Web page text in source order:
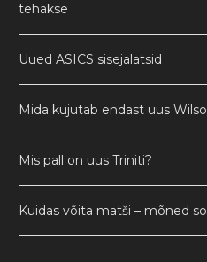
tehakse
Uued ASICS sisejalatsid
Mida kujutab endast uus
Mis pall on uus Triniti?
Kuidas võita matši – mõned